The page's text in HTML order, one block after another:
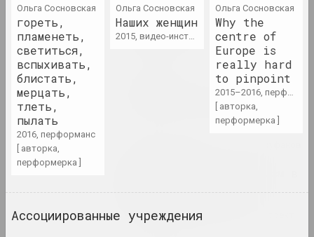
Жанна Гладко
Неумолимый поток времени
2023. персональная выставка
Постоянное освобождение
2023. персональная выставка
2023. online-выставка, групповой проект
Ольга Сосновская
гореть,
пламенеть,
светиться,
вспыхивать,
блистать,
мерцать,
тлеть,
пылать
2016, перформанс
[ авторка,
перформерка ]
Ольга Сосновская
Наших женщин
2015, видео-инсталляция
Ольга Сосновская
Why the
centre of
Europe is
really hard
to pinpoint
2015–2016, перформанс
[ авторка,
перформерка ]
Ассоциированные учреждения